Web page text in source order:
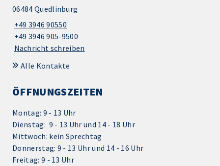
06484 Quedlinburg
+49 3946 90550
+49 3946 905-9500
Nachricht schreiben
Alle Kontakte
ÖFFNUNGSZEITEN
Montag: 9 - 13 Uhr
Dienstag: 9 - 13 Uhr und 14 - 18 Uhr
Mittwoch: kein Sprechtag
Donnerstag: 9 - 13 Uhr und 14 - 16 Uhr
Freitag: 9 - 13 Uhr